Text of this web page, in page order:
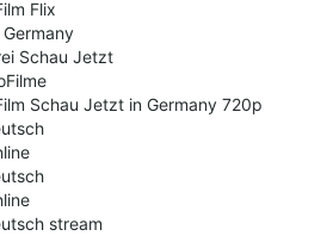
Flix
Schau Jetzt
Schau Jetzt in Germany 720p
stream